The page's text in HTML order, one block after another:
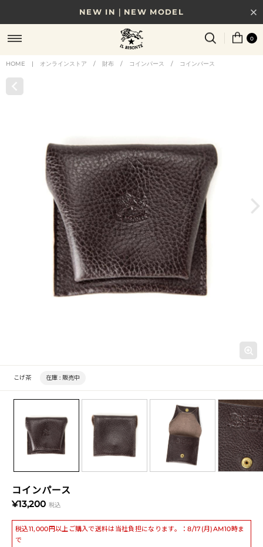
NEW IN｜NEW MODEL
8/17(月)10時まで｜税込11,000円以上で送料無料
贈る相手やシーンから選べる、新しいギフトガイド
0
HOME | オンラインストア / 財布 / コインパース / コインパース
コインパース
¥13,200 税込
税込11,000円以上ご購入で送料は当社負担になります。：8/17(月)AM10時ま
で
こげ茶 在庫 : 販売中